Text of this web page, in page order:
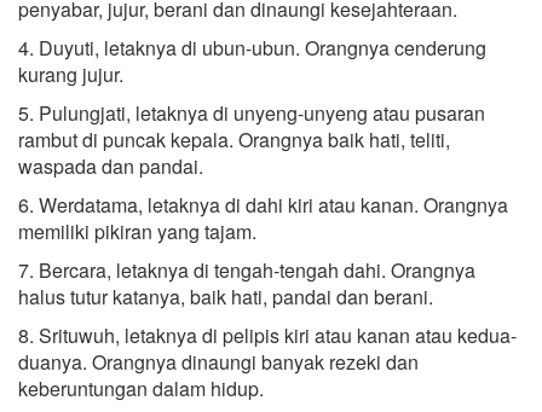
penyabar, jujur, berani dan dinaungi kesejahteraan.
4. Duyuti, letaknya di ubun-ubun. Orangnya cenderung
kurang jujur.
5. Pulungjati, letaknya di unyeng-unyeng atau pusaran
rambut di puncak kepala. Orangnya baik hati, teliti,
waspada dan pandai.
6. Werdatama, letaknya di dahi kiri atau kanan. Orangnya
memiliki pikiran yang tajam.
7. Bercara, letaknya di tengah-tengah dahi. Orangnya
halus tutur katanya, baik hati, pandai dan berani.
8. Srituwuh, letaknya di pelipis kiri atau kanan atau kedua-
duanya. Orangnya dinaungi banyak rezeki dan
keberuntungan dalam hidup.